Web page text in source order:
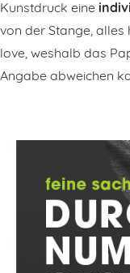
Kunstdruck eine
von der Stange,
love, weshalb das
Angabe abweichen